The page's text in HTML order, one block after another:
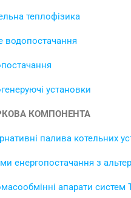
теплофізика
водопостачання
установки
КОМПОНЕНТА
палива котельних
енергопостачання з
апарати систем